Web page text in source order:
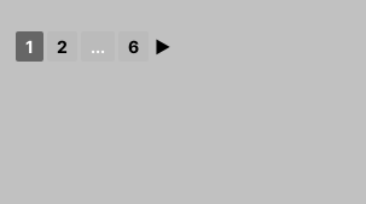
1 2 ... 6 ►